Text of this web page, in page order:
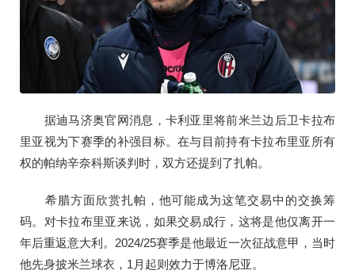
据迪马济奥官网消息，卡利亚里将前米兰边后卫卡拉布
里亚视为下赛季的补强目标。在与目前持有卡拉布里亚所有
权的帕纳辛奈科斯谈判时，双方还提到了扎帕。
希腊方面欣赏扎帕，他可能成为这笔交易中的交换筹
码。对卡拉布里亚来说，如果交易成行，这将是他仅离开一
年后重返意大利。2024/25赛季是他最近一次征战意甲，当时
他先身披米兰球衣，1月起则效力于博洛尼亚。